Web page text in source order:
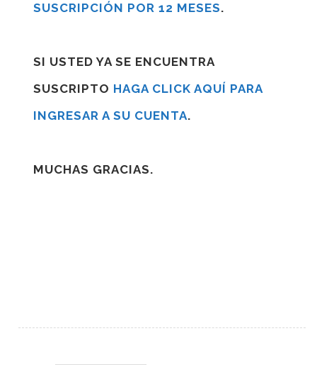
SUSCRIPCIÓN POR 12 MESES.
SI USTED YA SE ENCUENTRA
SUSCRIPTO HAGA CLICK AQUÍ PARA
INGRESAR A SU CUENTA.
MUCHAS GRACIAS.